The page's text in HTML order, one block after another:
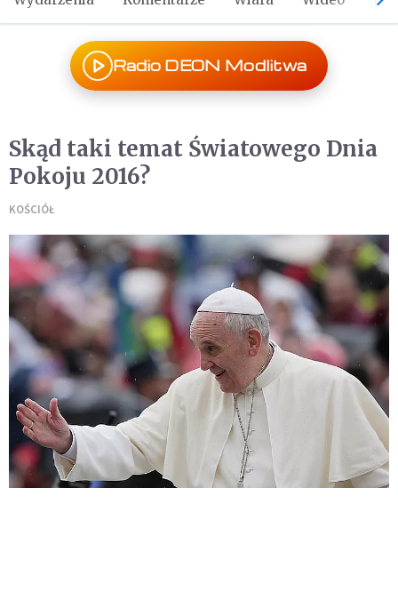
Radio DEON Modlitwa
Skąd taki temat Światowego Dnia
Pokoju 2016?
KOŚCIÓŁ